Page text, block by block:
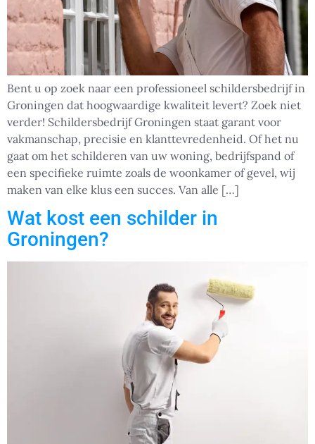
Bent u op zoek naar een professioneel schildersbedrijf in
Groningen dat hoogwaardige kwaliteit levert? Zoek niet
verder! Schildersbedrijf Groningen staat garant voor
vakmanschap, precisie en klanttevredenheid. Of het nu
gaat om het schilderen van uw woning, bedrijfspand of
een specifieke ruimte zoals de woonkamer of gevel, wij
maken van elke klus een succes. Van alle […]
Wat kost een schilder in
Groningen?